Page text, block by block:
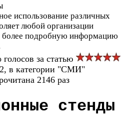
использование различных
любой организации
более подробную информацию
голосов за статью
в категории "СМИ"
2146 раз
стенды